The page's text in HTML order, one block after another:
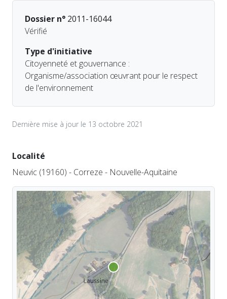
Dossier n° 2011-16044
Vérifié
Type d'initiative
Citoyenneté et gouvernance :
Organisme/association œuvrant pour le respect
de l'environnement
Dernière mise à jour le 13 octobre 2021
Localité
Neuvic (19160) - Correze - Nouvelle-Aquitaine